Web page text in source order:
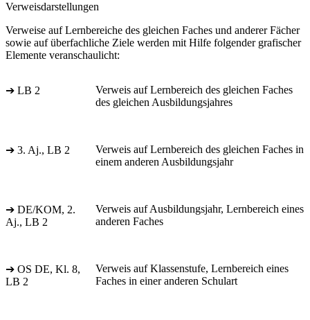
Verweisdarstellungen
Verweise auf Lernbereiche des gleichen Faches und anderer Fächer
sowie auf überfachliche Ziele werden mit Hilfe folgender grafischer
Elemente veranschaulicht:
➔ LB 2
Verweis auf Lernbereich des gleichen Faches
des gleichen Ausbildungsjahres
➔ 3. Aj., LB 2
Verweis auf Lernbereich des gleichen Faches in
einem anderen Ausbildungsjahr
➔ DE/KOM, 2.
Aj., LB 2
Verweis auf Ausbildungsjahr, Lernbereich eines
anderen Faches
➔ OS DE, Kl. 8,
LB 2
Verweis auf Klassenstufe, Lernbereich eines
Faches in einer anderen Schulart